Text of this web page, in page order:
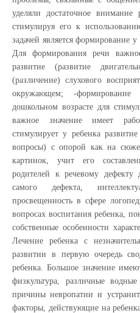
уделяли достаточное
стимулируя его к
задачей является формирование
Для формирования речи
развитие (развитие
(различение) слухового
окружающем; -
дошкольном возрасте для
важное значение имеет
стимулирует у ребенка
вопросы) с опорой как на
картинок, учит его
родителей к речевому дефекту
самого дефекта,
просвещенность в сфере
вопросах воспитания ребенка,
собственные особенности
Лечение ребенка с
развитии в первую очередь
ребенка. Большое значение
физкультура, различные
причины невропатии и
факторы, действующие на